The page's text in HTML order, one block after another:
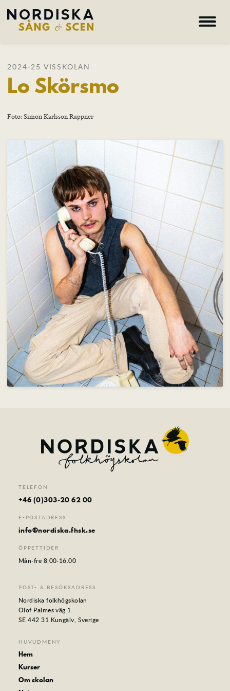
Hem
Om oss
Lärare
Nyheter
Galleri
Hem – Nordiska folkhögskolan
Om skolan
Nyheter
Konferens & B&B
Nordiska deltagare
Kontakt
2024-25 VISSKOLAN
Lo Skörsmo
Foto: Simon Karlsson Rappner
TELEFON
+46 (0)303-20 62 00
E-POSTADRESS
info@nordiska.fhsk.se
ÖPPETTIDER
Mån-fre 8.00-16.00
POST- & BESÖKSADRESS
Nordiska folkhögskolan
Olof Palmes väg 1
SE 442 31 Kungälv, Sverige
HUVUDMENY
Hem
Kurser
Om skolan